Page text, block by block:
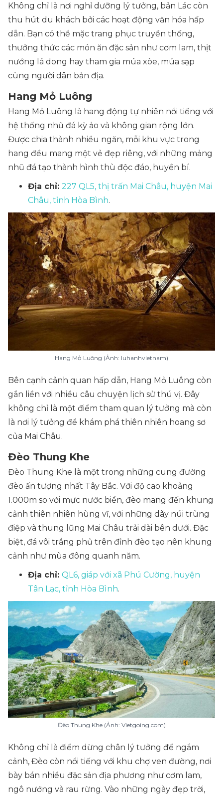
Không chỉ là nơi nghỉ dưỡng lý tưởng, bản Lác còn
thu hút du khách bởi các hoạt động văn hóa hấp
dẫn. Bạn có thể mặc trang phục truyền thống,
thưởng thức các món ăn đặc sản như cơm lam, thịt
nướng lá dong hay tham gia múa xòe, múa sạp
cùng người dân bản địa.
Hang Mỏ Luông
Hang Mỏ Luông là hang động tự nhiên nổi tiếng với
hệ thống nhũ đá kỳ ảo và không gian rộng lớn.
Được chia thành nhiều ngăn, mỗi khu vực trong
hang đều mang một vẻ đẹp riêng, với những mảng
nhũ đá tạo thành hình thù độc đáo, huyền bí.
Địa chỉ: 227 QL5, thị trấn Mai Châu, huyện Mai
Châu, tỉnh Hòa Bình.
Hang Mỏ Luông (Ảnh: luhanhvietnam)
Bên cạnh cảnh quan hấp dẫn, Hang Mỏ Luông còn
gắn liền với nhiều câu chuyện lịch sử thú vị. Đây
không chỉ là một điểm tham quan lý tưởng mà còn
là nơi lý tưởng để khám phá thiên nhiên hoang sơ
của Mai Châu.
Đèo Thung Khe
Đèo Thung Khe là một trong những cung đường
đèo ấn tượng nhất Tây Bắc. Với độ cao khoảng
1.000m so với mực nước biển, đèo mang đến khung
cảnh thiên nhiên hùng vĩ, với những dãy núi trùng
điệp và thung lũng Mai Châu trải dài bên dưới. Đặc
biệt, đá vôi trắng phủ trên đỉnh đèo tạo nên khung
cảnh như mùa đông quanh năm.
Địa chỉ: QL6, giáp với xã Phú Cường, huyện
Tân Lạc, tỉnh Hòa Bình.
Đèo Thung Khe (Ảnh: Vietgoing.com)
Không chỉ là điểm dừng chân lý tưởng để ngắm
cảnh, Đèo còn nổi tiếng với khu chợ ven đường, nơi
bày bán nhiều đặc sản địa phương như cơm lam,
ngô nướng và rau rừng. Vào những ngày đẹp trời,